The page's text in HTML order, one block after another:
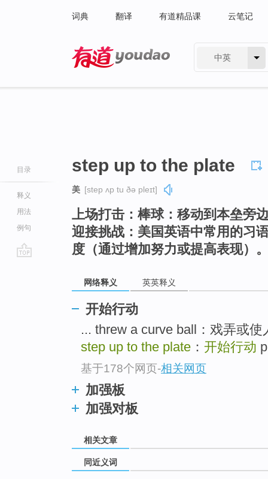
词典 翻译 有道精品课 云笔记
中英
目录
释义
用法
例句
step up to the plate
美 [step ʌp tu ðə pleɪt]
上场打击：棒球：移动到本垒旁
迎接挑战：美国英语中常用的习
度（通过增加努力或提高表现）
网络释义 英英释义
开始行动
... threw a curve ball：戏弄或
step up to the plate ： 开始行动
基于178个网页-相关网页
加强板
加强对板
相关文章
同近义词